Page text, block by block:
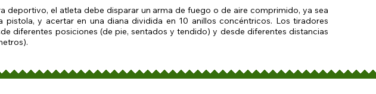
deportivo, el atleta debe disparar un arma de fuego o de aire comprimido, ya sea
pistola, y acertar en una diana dividida en 10 anillos concéntricos. Los tiradores
diferentes posiciones (de pie, sentados y tendido) y desde diferentes distancias